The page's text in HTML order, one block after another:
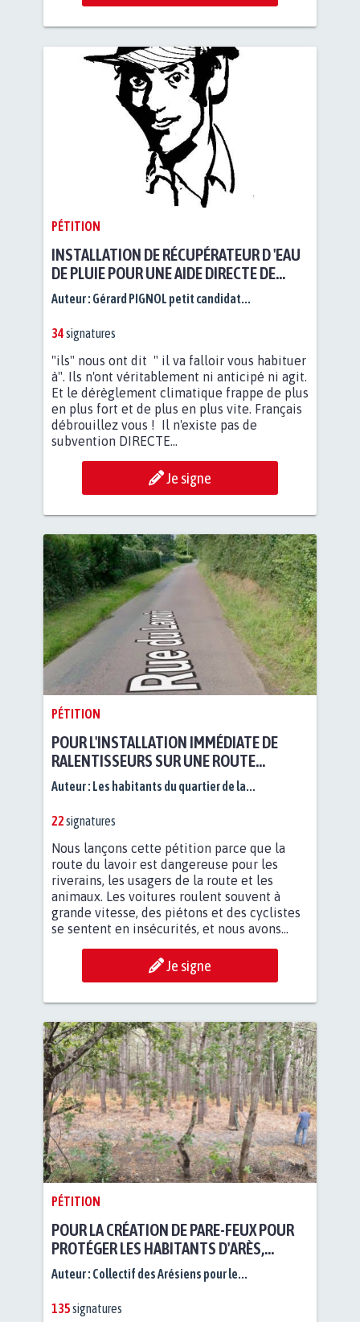
PÉTITION
INSTALLATION DE RÉCUPÉRATEUR D 'EAU
DE PLUIE POUR UNE AIDE DIRECTE DE
L'ETAT
Auteur : Gérard PIGNOL petit candidat...
34signatures
"ils" nous ont dit " il va falloir vous habituer
à". Ils n'ont véritablement ni anticipé ni agit.
Et le dérèglement climatique frappe de plus
en plus fort et de plus en plus vite. Français
débrouillez vous ! Il n'existe pas de
subvention DIRECTE...
Je signe
PÉTITION
POUR L'INSTALLATION IMMÉDIATE DE
RALENTISSEURS SUR UNE ROUTE
DANGEREUSE LOCALE
Auteur : Les habitants du quartier de la...
22signatures
Nous lançons cette pétition parce que la
route du lavoir est dangereuse pour les
riverains, les usagers de la route et les
animaux. Les voitures roulent souvent à
grande vitesse, des piétons et des cyclistes
se sentent en insécurités, et nous avons...
Je signe
PÉTITION
POUR LA CRÉATION DE PARE-FEUX POUR
PROTÉGER LES HABITANTS D'ARÈS,
BASSIN D'ARCACHON
Auteur : Collectif des Arésiens pour le...
135signatures